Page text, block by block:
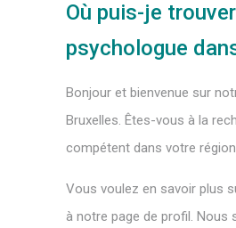
Où puis-je
psychologue
Bonjour et bienvenue sur
Bruxelles. Êtes-vous à la
compétent dans votre
Vous voulez en savoir plus
à notre page de profil. Nous